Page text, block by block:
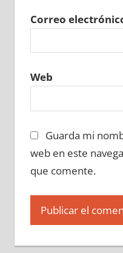
Correo
Web
Guarda mi
web en este
que comente.